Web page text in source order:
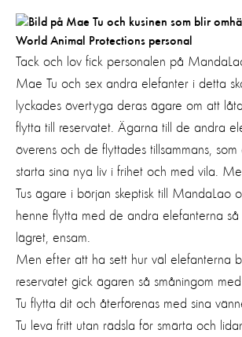
Tack och lov fick personalen på
Mae Tu och sex andra elefanter i detta
lyckades övertyga deras ägare om att
flytta till reservatet. Ägarna till de andra
överens och de flyttades tillsammans,
starta sina nya liv i frihet och med vila.
Tus ägare i början skeptisk till MandaLao
henne flytta med de andra elefanterna
lägret, ensam.
Men efter att ha sett hur väl elefanterna
reservatet gick ägaren så småningom
Tu flytta dit och återförenas med sina
Tu leva fritt utan rädsla för smärta och